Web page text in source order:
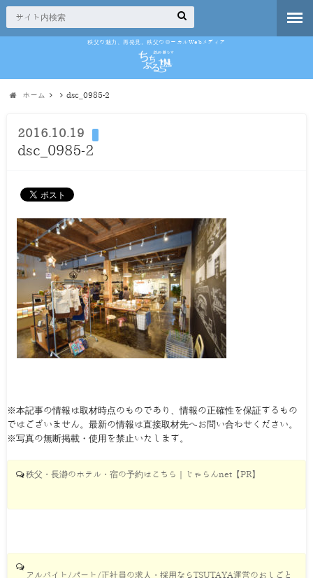
秩父の魅力、再発見。秩父のローカルWebメディア
ホーム dsc_0985-2
2016.10.19
dsc_0985-2
※本記事の情報は取材時点のものであり、情報の正確性を保証するもの
ではございません。最新の情報は直接取材先へお問い合わせください。
※写真の無断掲載・使用を禁止いたします。
秩父・長瀞のホテル・宿の予約はこちら｜じゃらんnet【PR】
アルバイト/パート/正社員の求人・採用ならTSUTAYA運営のおしごと